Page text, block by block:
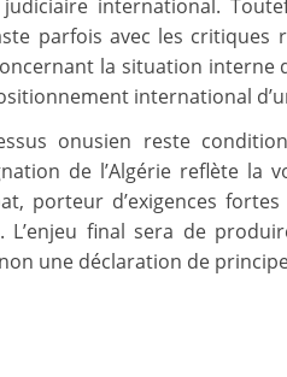
international.
parfois avec les critiques
la situation
international
onusien reste
de l’Algérie reflète
porteur d’exigences
L’enjeu final sera de
une déclaration de